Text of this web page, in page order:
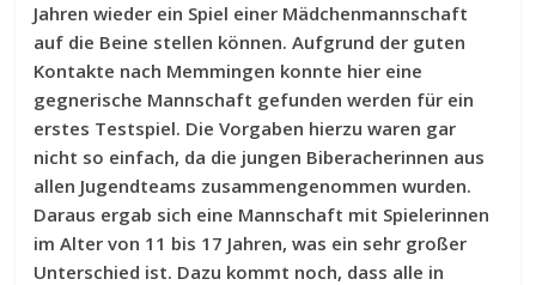
Jahren wieder ein Spiel einer Mädchenmannschaft
auf die Beine stellen können. Aufgrund der guten
Kontakte nach Memmingen konnte hier eine
gegnerische Mannschaft gefunden werden für ein
erstes Testspiel. Die Vorgaben hierzu waren gar
nicht so einfach, da die jungen Biberacherinnen aus
allen Jugendteams zusammengenommen wurden.
Daraus ergab sich eine Mannschaft mit Spielerinnen
im Alter von 11 bis 17 Jahren, was ein sehr großer
Unterschied ist. Dazu kommt noch, dass alle in